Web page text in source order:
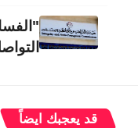
قد يعجبك ايضاً